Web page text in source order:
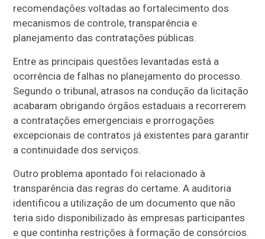
recomendações voltadas ao fortalecimento dos
mecanismos de controle, transparência e
planejamento das contratações públicas.
Entre as principais questões levantadas está a
ocorrência de falhas no planejamento do processo.
Segundo o tribunal, atrasos na condução da licitação
acabaram obrigando órgãos estaduais a recorrerem
a contratações emergenciais e prorrogações
excepcionais de contratos já existentes para garantir
a continuidade dos serviços.
Outro problema apontado foi relacionado à
transparência das regras do certame. A auditoria
identificou a utilização de um documento que não
teria sido disponibilizado às empresas participantes
e que continha restrições à formação de consórcios.